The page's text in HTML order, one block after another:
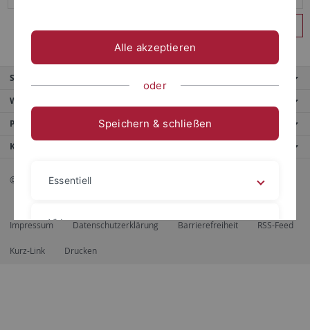
Service
Weitere Angebote
Portale
Kontaktinfo
© 2026 Eberhard Karls Universität Tübingen, Tübingen
Impressum Datenschutzerklärung Barrierefreiheit RSS-Feed
Kurz-Link Drucken
Alle akzeptieren
oder
Speichern & schließen
Essentiell
Videos